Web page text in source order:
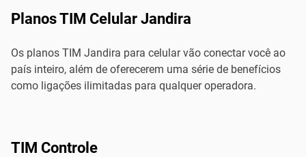
Planos TIM Celular Jandira
Os planos TIM Jandira para celular vão conectar você ao
país inteiro, além de oferecerem uma série de benefícios
como ligações ilimitadas para qualquer operadora.
TIM Controle